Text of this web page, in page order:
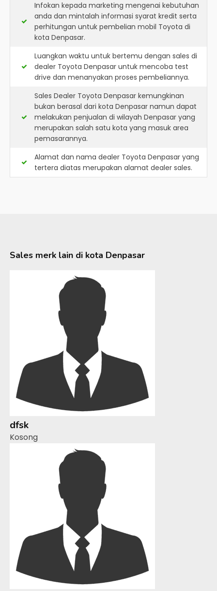
Infokan kepada marketing mengenai kebutuhan
anda dan mintalah informasi syarat kredit serta
perhitungan untuk pembelian mobil Toyota di
kota Denpasar.
Luangkan waktu untuk bertemu dengan sales di
dealer Toyota Denpasar untuk mencoba test
drive dan menanyakan proses pembeliannya.
Sales Dealer Toyota Denpasar kemungkinan
bukan berasal dari kota Denpasar namun dapat
melakukan penjualan di wilayah Denpasar yang
merupakan salah satu kota yang masuk area
pemasarannya.
Alamat dan nama dealer Toyota Denpasar yang
tertera diatas merupakan alamat dealer sales.
Sales merk lain di kota Denpasar
dfsk
Kosong